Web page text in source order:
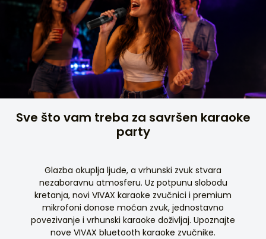
Sve što vam treba za savršen karaoke
party
Glazba okuplja ljude, a vrhunski zvuk stvara
nezaboravnu atmosferu. Uz potpunu slobodu
kretanja, novi VIVAX karaoke zvučnici i premium
mikrofoni donose moćan zvuk, jednostavno
povezivanje i vrhunski karaoke doživljaj. Upoznajte
nove VIVAX bluetooth karaoke zvučnike.